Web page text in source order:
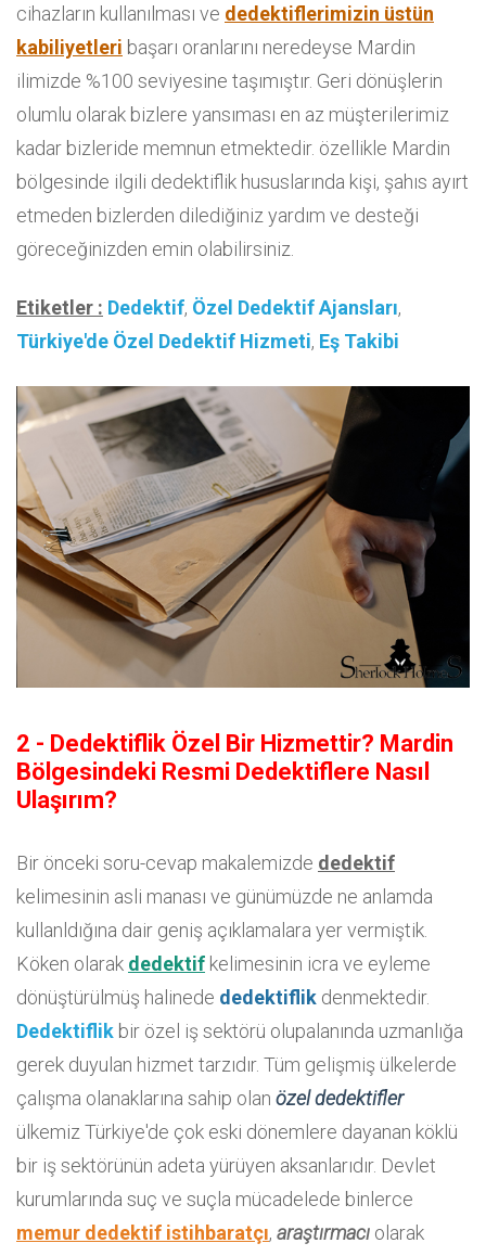
cihazların kullanılması ve dedektiflerimizin üstün
kabiliyetleri başarı oranlarını neredeyse Mardin
ilimizde %100 seviyesine taşımıştır. Geri dönüşlerin
olumlu olarak bizlere yansıması en az müşterilerimiz
kadar bizleride memnun etmektedir. özellikle Mardin
bölgesinde ilgili dedektiflik hususlarında kişi, şahıs ayırt
etmeden bizlerden dilediğiniz yardım ve desteği
göreceğinizden emin olabilirsiniz.
Etiketler : Dedektif, Özel Dedektif Ajansları,
Türkiye'de Özel Dedektif Hizmeti, Eş Takibi
2 - Dedektiflik Özel Bir Hizmettir? Mardin
Bölgesindeki Resmi Dedektiflere Nasıl
Ulaşırım?
Bir önceki soru-cevap makalemizde dedektif
kelimesinin asli manası ve günümüzde ne anlamda
kullanldığına dair geniş açıklamalara yer vermiştik.
Köken olarak dedektif kelimesinin icra ve eyleme
dönüştürülmüş halinede dedektiflik denmektedir.
Dedektiflik bir özel iş sektörü olupalanında uzmanlığa
gerek duyulan hizmet tarzıdır. Tüm gelişmiş ülkelerde
çalışma olanaklarına sahip olan özel dedektifler
ülkemiz Türkiye'de çok eski dönemlere dayanan köklü
bir iş sektörünün adeta yürüyen aksanlarıdır. Devlet
kurumlarında suç ve suçla mücadelede binlerce
memur dedektif istihbaratçı, araştırmacı olarak